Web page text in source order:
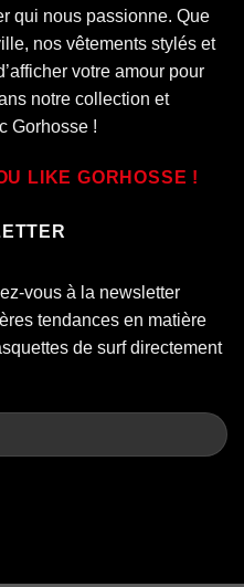
qui nous passionne. Que
nos vêtements stylés et
votre amour pour
notre collection et
Gorhosse !
LIKE GORHOSSE !
vous à la newsletter
tendances en matière
de surf directement